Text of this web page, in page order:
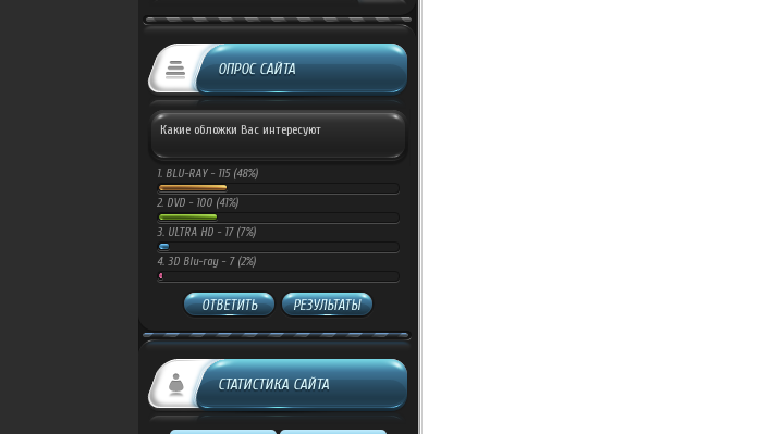
ОПРОС САЙТА
Какие обложки Вас интересуют
1. BLU-RAY - 115 (48%)
2. DVD - 100 (41%)
3. ULTRA HD - 17 (7%)
4. 3D Blu-ray - 7 (2%)
ОТВЕТИТЬ РЕЗУЛЬТАТЫ
СТАТИСТИКА САЙТА